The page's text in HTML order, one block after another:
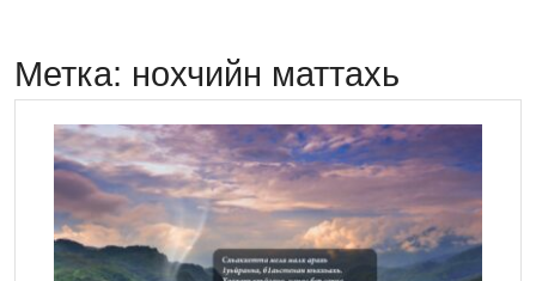
Метка: нохчийн маттахь